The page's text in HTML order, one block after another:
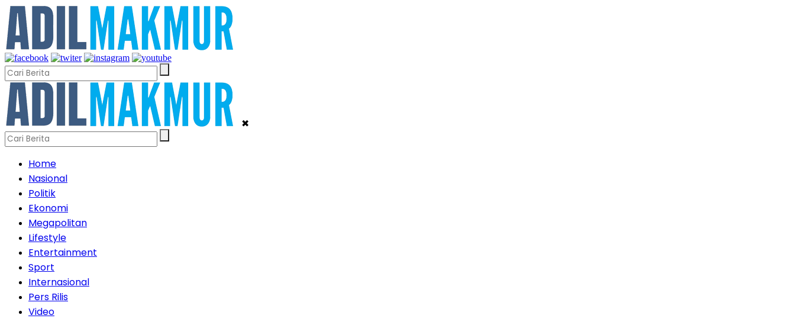
✖
Home
Nasional
Politik
Ekonomi
Megapolitan
Lifestyle
Entertainment
Sport
Internasional
Pers Rilis
Video